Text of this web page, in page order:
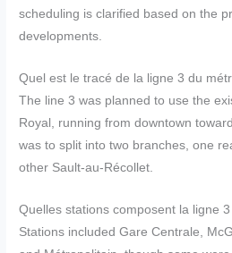
scheduling is clarified based on the
developments.
Quel est le tracé de la ligne 3 du
The line 3 was planned to use the
Royal, running from downtown
was to split into two branches, one
other Sault-au-Récollet.
Quelles stations composent la ligne
Stations included Gare Centrale,